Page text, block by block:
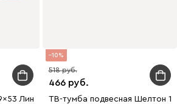
Линии Белый
10
466
518
ТВ-тумба подвесная Шелтон